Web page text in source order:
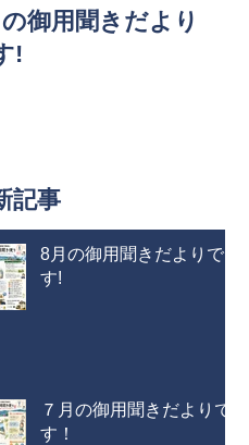
御用聞きだより
!
記事
8月の御用聞きだよりで
す!
７月の御用聞きだよりで
す！